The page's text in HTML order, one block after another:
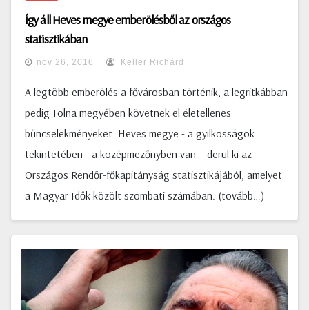
Így áll Heves megye emberölésből az országos
statisztikában
nov 26, 2016 Keller Richárd
A legtöbb emberölés a fővárosban történik, a legritkábban
pedig Tolna megyében követnek el életellenes
bűncselekményeket. Heves megye - a gyilkosságok
tekintetében - a középmezőnyben van – derül ki az
Országos Rendőr-főkapitányság statisztikájából, amelyet
a Magyar Idők közölt szombati számában. (tovább…)